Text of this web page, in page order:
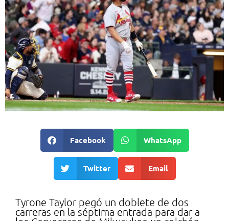
Facebook WhatsApp
Twitter Email
Tyrone Taylor pegó un doblete de dos
carreras en la séptima entrada para dar a